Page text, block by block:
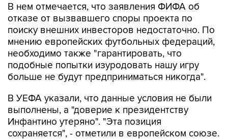
В нем отмечается, что заявления ФИФА об
отказе от вызвавшего споры проекта по
поиску внешних инвесторов недостаточно. По
мнению европейских футбольных федераций,
необходимо также "гарантировать, что
подобные попытки изуродовать нашу игру
больше не будут предприниматься никогда".
В УЕФА указали, что данные условия не были
выполнены, а "доверие к президентству
Инфантино утеряно". "Эта позиция
сохраняется", - отметили в европейском союзе.